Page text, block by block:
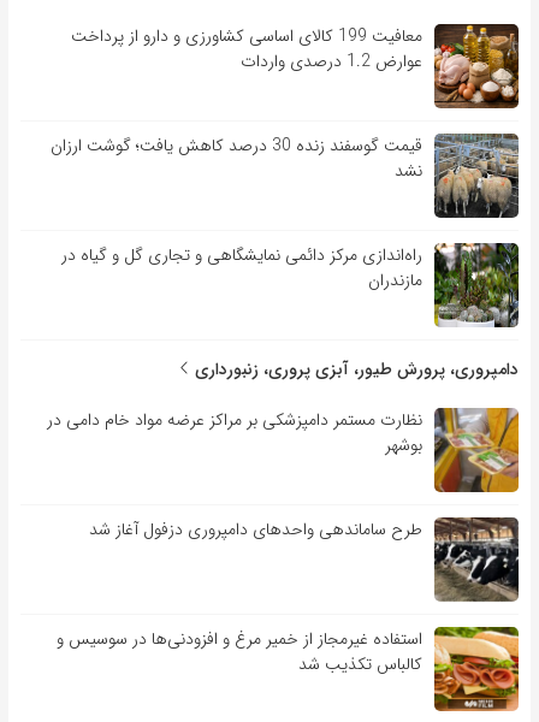
معافیت 199 کالای اساسی کشاورزی و دارو از پرداخت
عوارض 1.2 درصدی واردات
قیمت گوسفند زنده 30 درصد کاهش یافت؛ گوشت ارزان
نشد
راه‌اندازی مرکز دائمی نمایشگاهی و تجاری گل و گیاه در
مازندران
دامپروری، پرورش طیور، آبزی پروری، زنبورداری
نظارت مستمر دامپزشکی بر مراکز عرضه مواد خام دامی در
بوشهر
طرح ساماندهی واحدهای دامپروری دزفول آغاز شد
استفاده غیرمجاز از خمیر مرغ و افزودنی‌ها در سوسیس و
کالباس تکذیب شد